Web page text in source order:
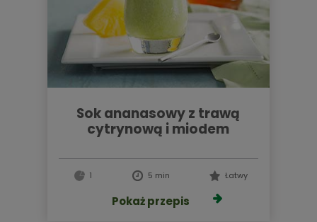
sok ananasowy z trawą
cytrynową i miodem
1 5 min Łatwy
Pokaż przepis